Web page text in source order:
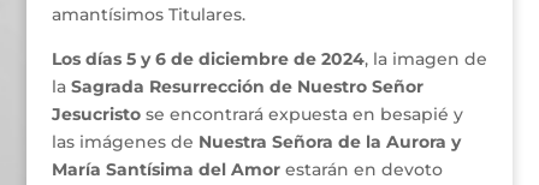
amantísimos Titulares.
Los días 5 y 6 de diciembre de 2024, la imagen de
la Sagrada Resurrección de Nuestro Señor
Jesucristose encontrará expuesta en besapié y
las imágenes de Nuestra Señora de la Aurora y
María Santísima del Amorestarán en devoto